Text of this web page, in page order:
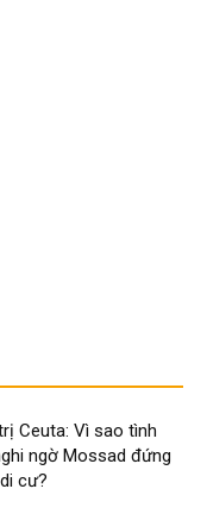
Ceuta: Vì sao tình
ngờ Mossad đứng
cư?